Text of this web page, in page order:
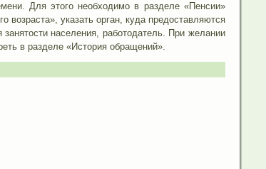
Для этого необходимо в разделе «Пенсии»
возраста», указать орган, куда предоставляются
населения, работодатель. При желании
в разделе «История обращений».